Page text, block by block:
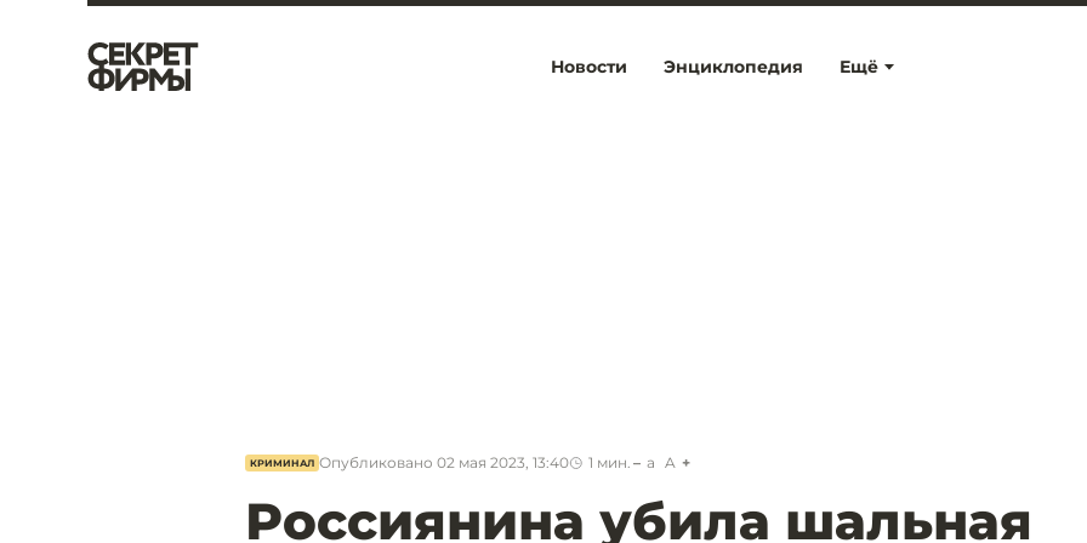
Ещё
Новости Энциклопедия
КРИМИНАЛ Опубликовано 02 мая 2023, 13:40 1 мин. a A
Россиянина убила шальная